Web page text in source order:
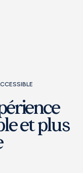
et plus